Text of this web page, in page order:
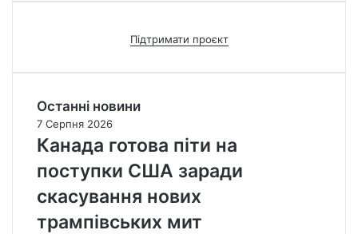
Підтримати проєкт
Останні новини
7 Серпня 2026
Канада готова піти на
поступки США заради
скасування нових
трампівських мит